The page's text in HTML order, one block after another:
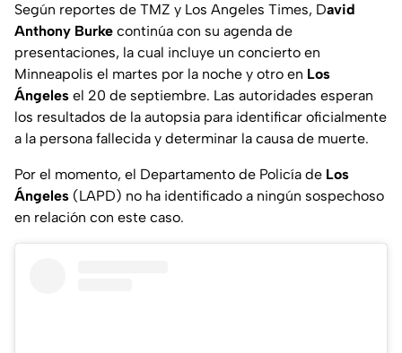
Según reportes de TMZ y Los Angeles Times, David
Anthony Burke continúa con su agenda de
presentaciones, la cual incluye un concierto en
Minneapolis el martes por la noche y otro en Los
Ángeles el 20 de septiembre. Las autoridades esperan
los resultados de la autopsia para identificar oficialmente
a la persona fallecida y determinar la causa de muerte.
Por el momento, el Departamento de Policía de Los
Ángeles (LAPD) no ha identificado a ningún sospechoso
en relación con este caso.